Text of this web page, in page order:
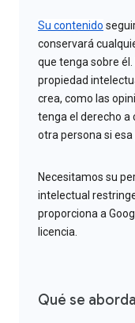
Su contenido
conservará
que tenga sobre
propiedad
crea, como las
tenga el derecho a
otra persona si
Necesitamos su
intelectual
proporciona a
licencia.
Qué se aborda